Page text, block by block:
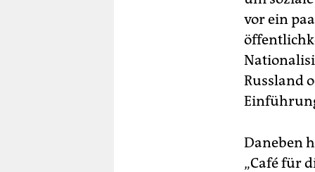
vor ein
Russland
Daneben
„Café für